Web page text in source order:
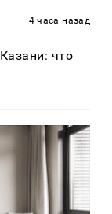
4 часа назад
что